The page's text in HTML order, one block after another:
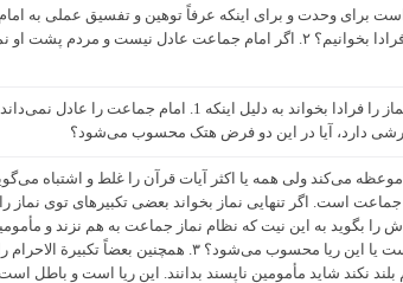
است برای وحدت و برای اینکه عرفاً توهین و تفسیق عملی به
آن نماز را فرادا بخوانیم؟ ۲. اگر امام جماعت عادل نیست و
دارد، آیا در این دو فرض هتک محسوب می‌شود؟
است. اگر تنهایی نماز بخواند بعضی تکبیرهای توی نماز
را بگوید به این نیت که نظام نماز جماعت به هم نزند و
این جایز است یا این ریا محسوب می‌شود؟ ۳.
نکند شاید مأمومین ناپسند بدانند. این ریا است و باطل